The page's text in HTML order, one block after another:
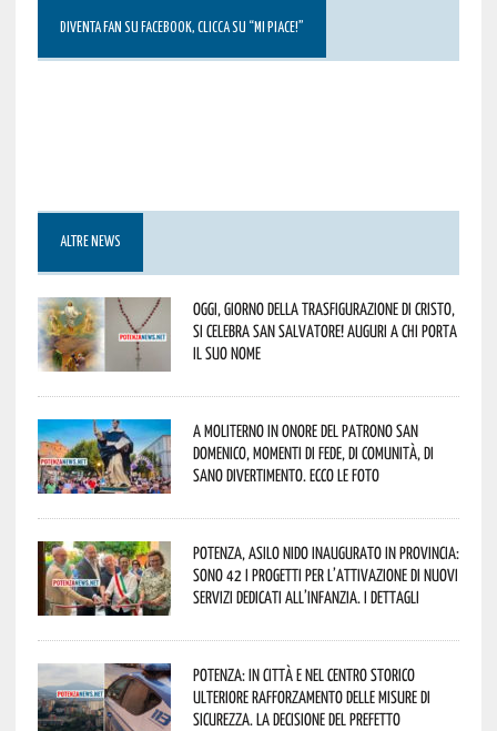
DIVENTA FAN SU FACEBOOK, CLICCA SU “MI PIACE!”
ALTRE NEWS
Oggi, giorno della Trasfigurazione di Cristo,
si celebra San Salvatore! Auguri a chi porta
il suo nome
A Moliterno in onore del Patrono San
Domenico, momenti di fede, di comunità, di
sano divertimento. Ecco le foto
Potenza, asilo nido inaugurato in provincia:
sono 42 i progetti per l’attivazione di nuovi
servizi dedicati all’infanzia. I dettagli
Potenza: in città e nel centro storico
ulteriore rafforzamento delle misure di
sicurezza. La decisione del Prefetto